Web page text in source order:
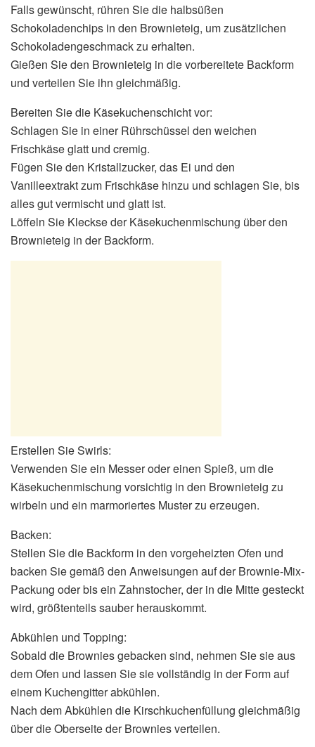
Falls gewünscht, rühren Sie die halbsüßen
Schokoladenchips in den Brownieteig, um zusätzlichen
Schokoladengeschmack zu erhalten.
Gießen Sie den Brownieteig in die vorbereitete Backform
und verteilen Sie ihn gleichmäßig.
Bereiten Sie die Käsekuchenschicht vor:
Schlagen Sie in einer Rührschüssel den weichen
Frischkäse glatt und cremig.
Fügen Sie den Kristallzucker, das Ei und den
Vanilleextrakt zum Frischkäse hinzu und schlagen Sie, bis
alles gut vermischt und glatt ist.
Löffeln Sie Kleckse der Käsekuchenmischung über den
Brownieteig in der Backform.
Erstellen Sie Swirls:
Verwenden Sie ein Messer oder einen Spieß, um die
Käsekuchenmischung vorsichtig in den Brownieteig zu
wirbeln und ein marmoriertes Muster zu erzeugen.
Backen:
Stellen Sie die Backform in den vorgeheizten Ofen und
backen Sie gemäß den Anweisungen auf der Brownie-Mix-
Packung oder bis ein Zahnstocher, der in die Mitte gesteckt
wird, größtenteils sauber herauskommt.
Abkühlen und Topping:
Sobald die Brownies gebacken sind, nehmen Sie sie aus
dem Ofen und lassen Sie sie vollständig in der Form auf
einem Kuchengitter abkühlen.
Nach dem Abkühlen die Kirschkuchenfüllung gleichmäßig
über die Oberseite der Brownies verteilen.